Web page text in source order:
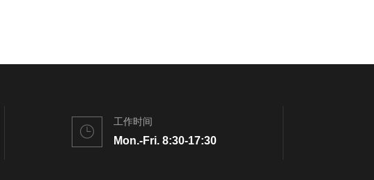
工作时间
Mon.-Fri. 8:30-17:30